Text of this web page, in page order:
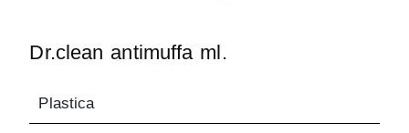
Dr.clean antimuffa ml.
Plastica